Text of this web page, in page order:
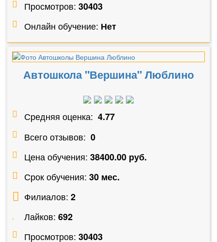
Просмотров: 30403
Онлайн обучение: Нет
Автошкола "Вершина" Люблино
Средняя оценка: 4.77
Всего отзывов: 0
Цена обучения: 38400.00 руб.
Срок обучения: 30 мес.
Филиалов: 2
Лайков: 692
Просмотров: 30403